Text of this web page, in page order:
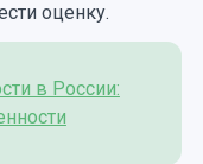
оценку.
в России: